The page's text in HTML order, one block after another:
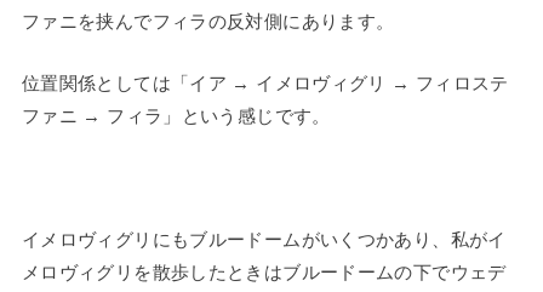
ファニを挟んでフィラの反対側にあります。
位置関係としては「イア → イメロヴィグリ → フィロステ
ファニ → フィラ」という感じです。
イメロヴィグリにもブルードームがいくつかあり、私がイ
メロヴィグリを散歩したときはブルードームの下でウェデ